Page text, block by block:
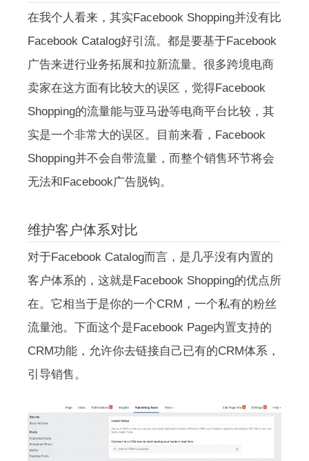
在我个人看来，其实Facebook Shopping并没有比
Facebook Catalog好引流。都是要基于Facebook
广告来进行业务拓展和拉新流量。很多跨境电商
卖家在这方面有比较大的误区，觉得Facebook
Shopping的流量能与亚马逊等电商平台比较，其
实是一个非常大的误区。目前来看，Facebook
Shopping并不会自带流量，而整个销售环节将会
无法和Facebook广告脱钩。
维护客户体系对比
对于Facebook Catalog而言，是几乎没有内置的
客户体系的，这就是Facebook Shopping的优点所
在。它相当于是你的一个CRM，一个私有的粉丝
流量池。下面这个是Facebook Page内置支持的
CRM功能，允许你去链接自己已有的CRM体系，
引导销售。